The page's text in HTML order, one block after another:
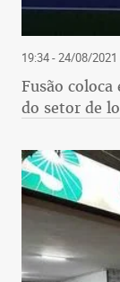
19:34 - 24/08/2021
Fusão
do setor de